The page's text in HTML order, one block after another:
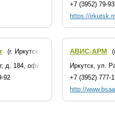
+7 (3952) 79-
https://
(г. Иркутск)
д. 184, офис 215
92
АВИС-АРМ
Иркутск, ул.
+7 (3952) 777-
http://